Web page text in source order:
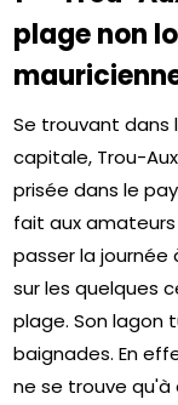
plage non
Se trouvant dans
capitale, Trou-
prisée dans le
fait aux
passer la journée
sur les quelques
plage. Son lagon
baignades. En
ne se trouve qu'à